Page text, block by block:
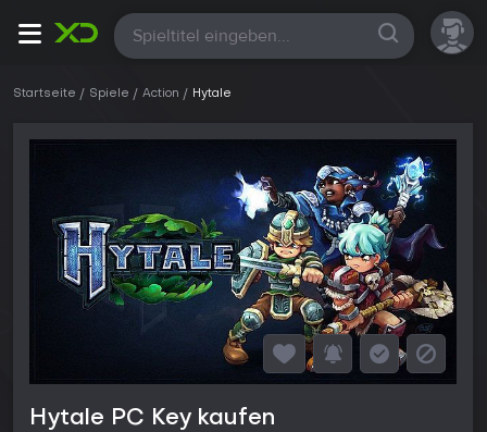
Alle
Startseite Spiele Action Hytale
Hytale PC Key kaufen